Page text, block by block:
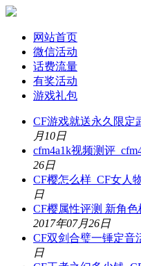
网站首页
微信活动
话费流量
有奖活动
游戏礼包
CF游戏就送永久限定
月10日
cfm4a1k视频测评
26日
CF樱怎么样_CF女人
日
CF樱属性评测 新角
2017年07月26日
CF双剑合璧一锤定音
日